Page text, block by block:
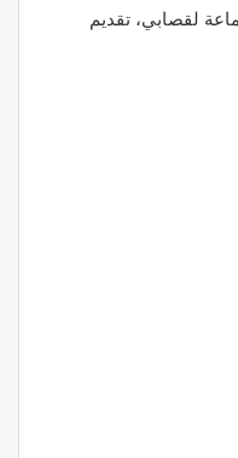
لقصابي، تقديم